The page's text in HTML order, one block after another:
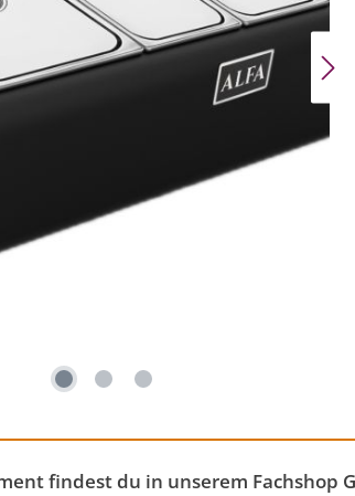
findest du in unserem Fachshop